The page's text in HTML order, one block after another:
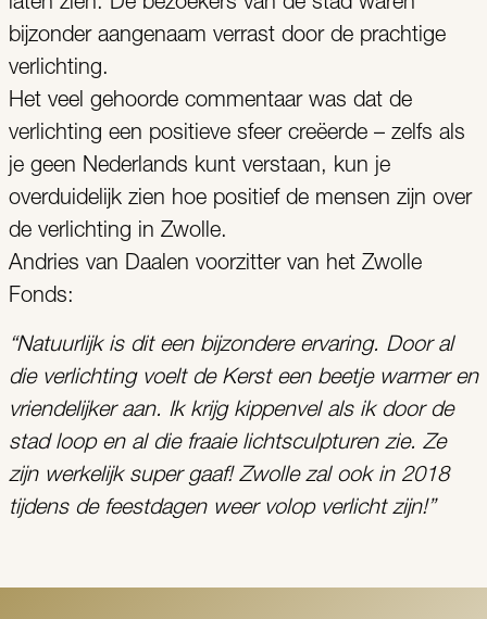
laten zien. De bezoekers van de stad waren
bijzonder aangenaam verrast door de prachtige
verlichting.
Het veel gehoorde commentaar was dat de
verlichting een positieve sfeer creëerde – zelfs als
je geen Nederlands kunt verstaan, kun je
overduidelijk zien hoe positief de mensen zijn over
de verlichting in Zwolle.
Andries van Daalen voorzitter van het Zwolle
Fonds:
“Natuurlijk is dit een bijzondere ervaring. Door al
die verlichting voelt de Kerst een beetje warmer en
vriendelijker aan. Ik krijg kippenvel als ik door de
stad loop en al die fraaie lichtsculpturen zie. Ze
zijn werkelijk super gaaf! Zwolle zal ook in 2018
tijdens de feestdagen weer volop verlicht zijn!”